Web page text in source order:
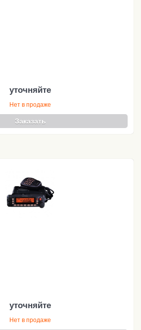
уточняйте
Нет в продаже
Заказать
уточняйте
Нет в продаже